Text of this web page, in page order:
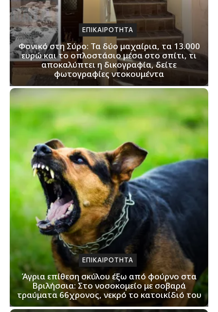
ΕΠΙΚΑΙΡΟΤΗΤΑ
Φονικό στη Σύρο: Τα δύο μαχαίρια, τα 13.000
ευρώ και το οπλοστάσιο μέσα στο σπίτι, τι
αποκαλύπτει η δικογραφία, δείτε
φωτογραφίες ντοκουμέντα
ΕΠΙΚΑΙΡΟΤΗΤΑ
Άγρια επίθεση σκύλου έξω από φούρνο στα
Βριλήσσια: Στο νοσοκομείο με σοβαρά
τραύματα 66χρονος, νεκρό το κατοικίδιό του